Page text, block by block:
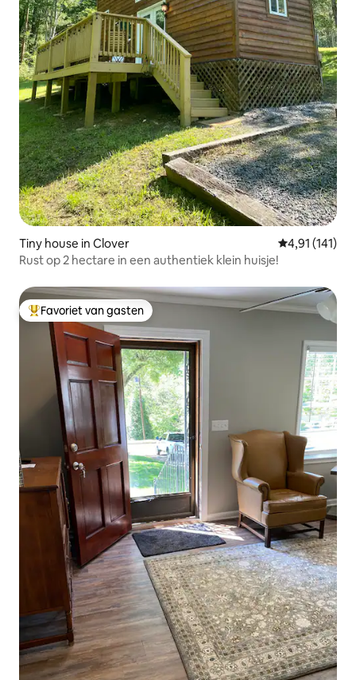
Tiny house in Clover Gemiddelde
4,91 (141)
Rust op 2 hectare in een authentiek klein huisje!
Topfavoriet van gasten
Favoriet van gasten